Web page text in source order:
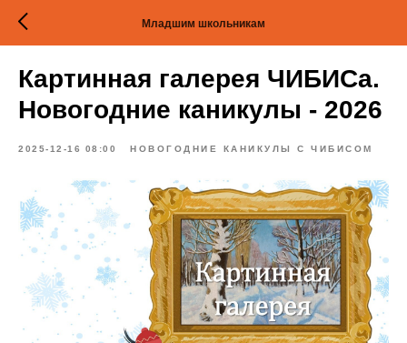
Младшим школьникам
Картинная галерея ЧИБИСа.
Новогодние каникулы - 2026
2025-12-16 08:00 НОВОГОДНИЕ КАНИКУЛЫ С ЧИБИСОМ